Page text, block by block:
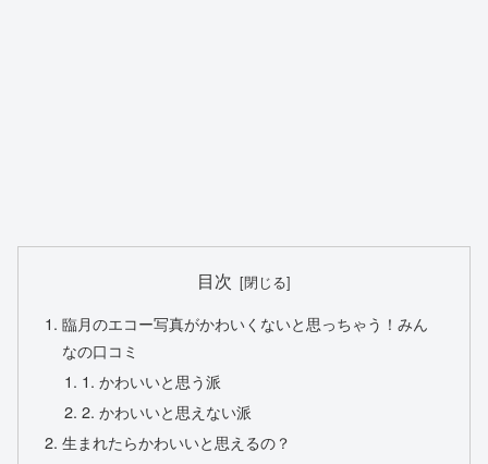
目次
臨月のエコー写真がかわいくないと思っちゃう！みん
なの口コミ
1. かわいいと思う派
2. かわいいと思えない派
生まれたらかわいいと思えるの？